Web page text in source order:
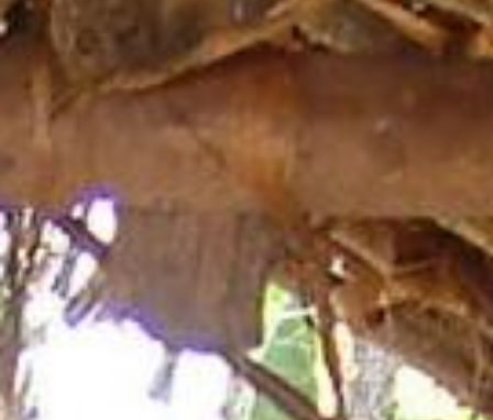
Auszeichnungen
Team
Philosophie & Leitbild
Aktuelles
BarkWorld
Shop